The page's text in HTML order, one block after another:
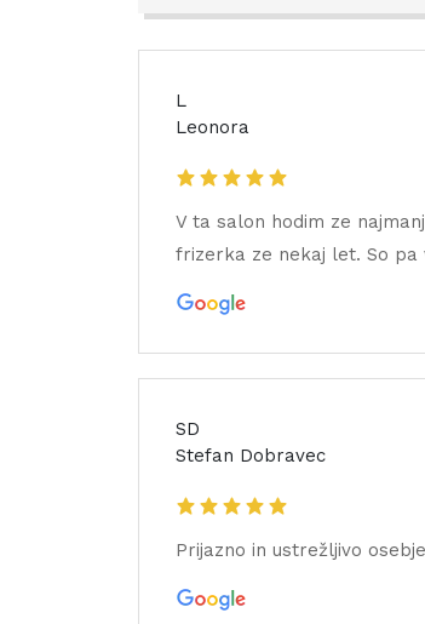
L
Leonora
V ta salon hodim ze
frizerka ze nekaj let. So pa
SD
Stefan Dobravec
Prijazno in ustrežljivo